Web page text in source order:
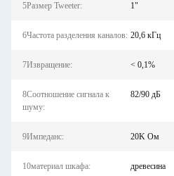
5Размер Tweeter: 1"
6Частота разделения каналов: 20,6 кГц
7Извращение: < 0,1%
8Соотношение сигнала к
шуму:
82/90 дБ
9Импеданс: 20K Ом
10материал шкафа: древесина